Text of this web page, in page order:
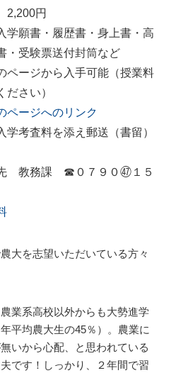
2,200円
願書・履歴書・身上書・高
・受験票送付封筒など
ページから入手可能（授業料
ださい）
ページへのリンク
考査料を添え郵送（書留）
教務課 ☎０７９０㊼１５
大を志望いただいている方々
業系高校以外からも大勢進学
平均農大生の45％）。農業に
いから心配、と思われている
です！しっかり、２年間で習